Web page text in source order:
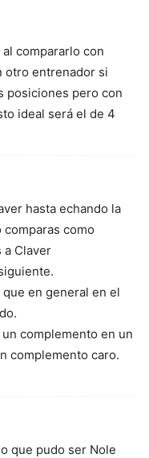
compararlo con
otro entrenador si
posiciones pero con
ideal será el de 4
hasta echando la
como
a Claver
en general en el
complemento en un
complemento caro.
que pudo ser Nole